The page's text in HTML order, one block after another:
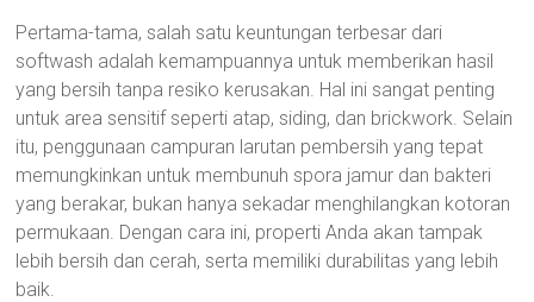
Pertama-tama, salah satu keuntungan terbesar dari
softwash adalah kemampuannya untuk memberikan hasil
yang bersih tanpa resiko kerusakan. Hal ini sangat penting
untuk area sensitif seperti atap, siding, dan brickwork. Selain
itu, penggunaan campuran larutan pembersih yang tepat
memungkinkan untuk membunuh spora jamur dan bakteri
yang berakar, bukan hanya sekadar menghilangkan kotoran
permukaan. Dengan cara ini, properti Anda akan tampak
lebih bersih dan cerah, serta memiliki durabilitas yang lebih
baik.